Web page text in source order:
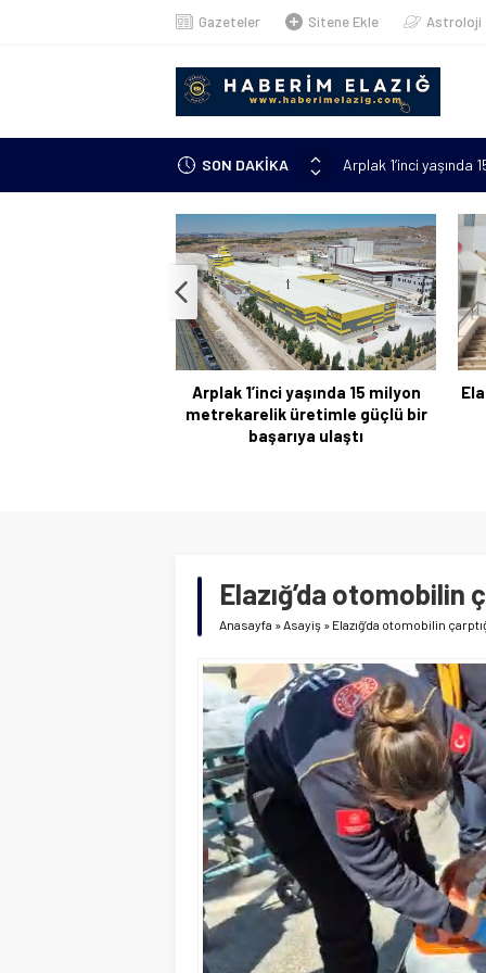
Gazeteler Sitene Ekle Astroloji
SON DAKİKA
Arplak 1’inci yaşında
Elazığ’da çöp
çıkacak”
Metan gazından şehit
Kanser hastası
kursuna yazıldı
Arplak 1’inci yaşında 15 milyon
metrekarelik üretimle güçlü bir
başarıya ulaştı
Elazığ’da otomobilin
Anasayfa »Asayiş » Elazığ’da otomobilin